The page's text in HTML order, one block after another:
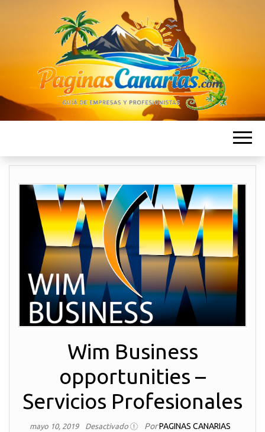
CANARIAS
Wim Business
opportunities –
Servicios Profesionales
mayo 10, 2019 Desactivado PorPAGINAS CANARIAS